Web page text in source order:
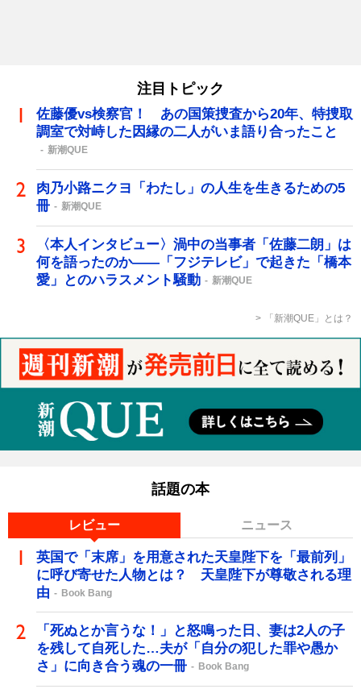
注目トピック
佐藤優vs検察官！ あの国策捜査から20年、特捜取
調室で対峙した因縁の二人がいま語り合ったこと
新潮QUE
肉乃小路ニクヨ「わたし」の人生を生きるための5
冊
新潮QUE
〈本人インタビュー〉渦中の当事者「佐藤二朗」は
何を語ったのか――「フジテレビ」で起きた「橋本
愛」とのハラスメント騒動
新潮QUE
「新潮QUE」とは？
話題の本
レビュー ニュース
英国で「末席」を用意された天皇陛下を「最前列」
に呼び寄せた人物とは？ 天皇陛下が尊敬される理
由
Book Bang
「死ぬとか言うな！」と怒鳴った日、妻は2人の子
を残して自死した…夫が「自分の犯した罪や愚か
さ」に向き合う魂の一冊
Book Bang